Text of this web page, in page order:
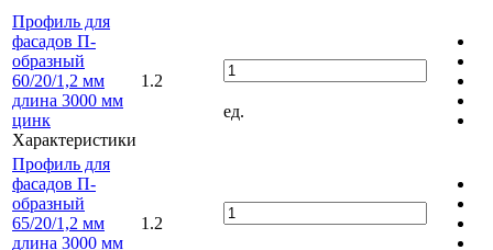
Профиль для
фасадов П-
образный
60/20/1,2 мм
длина 3000 мм
цинк
Характеристики
1.2
ед.
Профиль для
фасадов П-
образный
65/20/1,2 мм
длина 3000 мм
1.2